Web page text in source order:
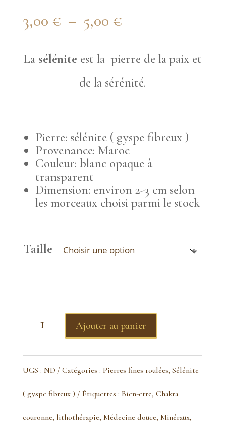
3,00 € – 5,00 €Plage
prix :
3,00 €
5,00 €
La sélénite est la pierre de la paix et
de la sérénité.
Pierre: sélénite ( gyspe fibreux )
Provenance: Maroc
Couleur: blanc opaque à
transparent
Dimension: environ 2-3 cm selon
les morceaux choisi parmi le stock
Taille
sélénite
(gyspe
fibreux)
Ajouter au panier
UGS : ND Catégories : Pierres fines roulées, Sélénite
( gyspe fibreux ) Étiquettes : Bien-etre, Chakra
couronne, lithothérapie, Médecine douce, Minéraux,